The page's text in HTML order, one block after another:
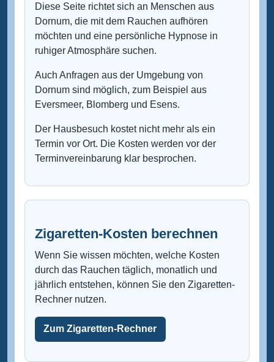
Diese Seite richtet sich an Menschen aus
Dornum, die mit dem Rauchen aufhören
möchten und eine persönliche Hypnose in
ruhiger Atmosphäre suchen.
Auch Anfragen aus der Umgebung von
Dornum sind möglich, zum Beispiel aus
Eversmeer, Blomberg und Esens.
Der Hausbesuch kostet nicht mehr als ein
Termin vor Ort. Die Kosten werden vor der
Terminvereinbarung klar besprochen.
Zigaretten-Kosten berechnen
Wenn Sie wissen möchten, welche Kosten
durch das Rauchen täglich, monatlich und
jährlich entstehen, können Sie den Zigaretten-
Rechner nutzen.
Zum Zigaretten-Rechner